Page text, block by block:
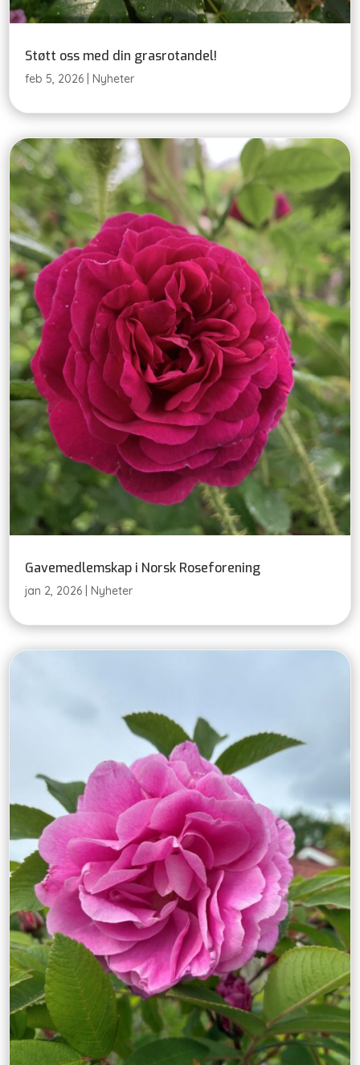
Støtt oss med din grasrotandel!
feb 5, 2026 |Nyheter
Gavemedlemskap i Norsk Roseforening
jan 2, 2026 |Nyheter